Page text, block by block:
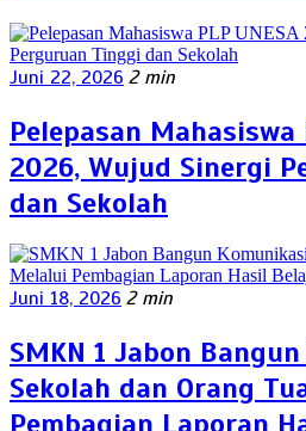
Juni 22, 2026 2 min
Pelepasan Mahasiswa
2026, Wujud Sinergi
dan Sekolah
Juni 18, 2026 2 min
SMKN 1 Jabon
Sekolah dan Orang